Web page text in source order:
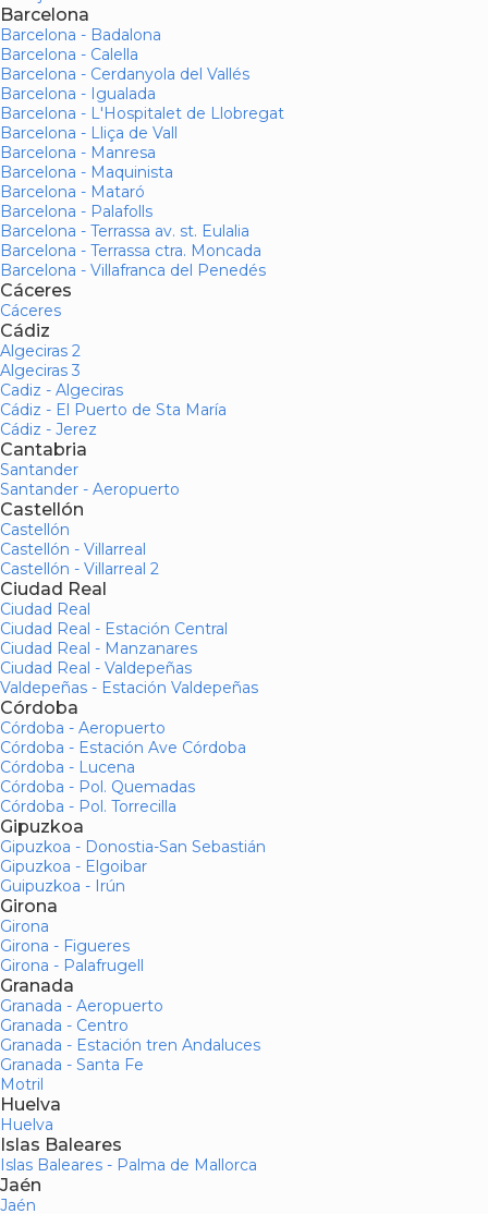
Barcelona
Barcelona - Badalona
Barcelona - Calella
Barcelona - Cerdanyola del Vallés
Barcelona - Igualada
Barcelona - L'Hospitalet de Llobregat
Barcelona - Lliça de Vall
Barcelona - Manresa
Barcelona - Maquinista
Barcelona - Mataró
Barcelona - Palafolls
Barcelona - Terrassa av. st. Eulalia
Barcelona - Terrassa ctra. Moncada
Barcelona - Villafranca del Penedés
Cáceres
Cáceres
Cádiz
Algeciras 2
Algeciras 3
Cadiz - Algeciras
Cádiz - El Puerto de Sta María
Cádiz - Jerez
Cantabria
Santander
Santander - Aeropuerto
Castellón
Castellón
Castellón - Villarreal
Castellón - Villarreal 2
Ciudad Real
Ciudad Real
Ciudad Real - Estación Central
Ciudad Real - Manzanares
Ciudad Real - Valdepeñas
Valdepeñas - Estación Valdepeñas
Córdoba
Córdoba - Aeropuerto
Córdoba - Estación Ave Córdoba
Córdoba - Lucena
Córdoba - Pol. Quemadas
Córdoba - Pol. Torrecilla
Gipuzkoa
Gipuzkoa - Donostia-San Sebastián
Gipuzkoa - Elgoibar
Guipuzkoa - Irún
Girona
Girona
Girona - Figueres
Girona - Palafrugell
Granada
Granada - Aeropuerto
Granada - Centro
Granada - Estación tren Andaluces
Granada - Santa Fe
Motril
Huelva
Huelva
Islas Baleares
Islas Baleares - Palma de Mallorca
Jaén
Jaén